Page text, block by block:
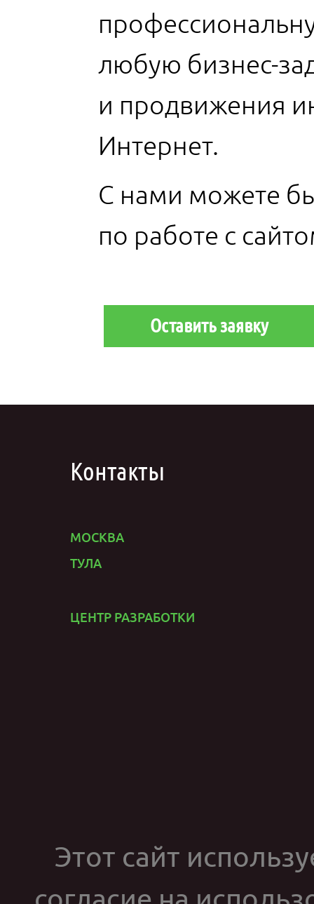
любую бизнес-
и продвижения
Интернет.
С нами можете
по работе с
Оставить заявку
Контакты
МОСКВА
ТУЛА
ЦЕНТР РАЗРАБОТКИ
Этот сайт